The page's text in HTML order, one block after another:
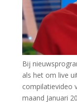
Bij
als het om live
compilatievideo
maand Januari